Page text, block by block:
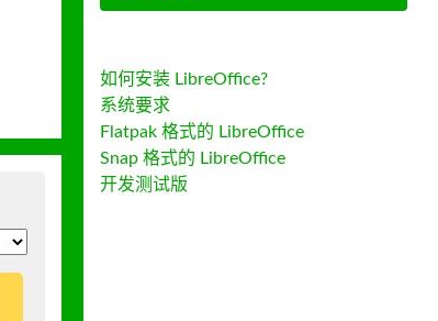
如何安装 LibreOffice?
系统要求
Flatpak 格式的 LibreOffice
Snap 格式的 LibreOffice
开发测试版